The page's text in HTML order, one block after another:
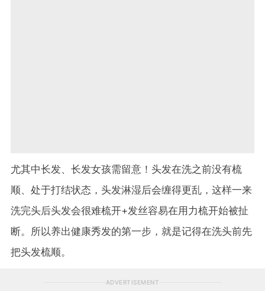
尤其中长发、长发女孩需留意！头发在洗之前没有梳
顺、处于打结状态，头发淋湿后会缠得更乱，这样一来
洗完头后头发会很难梳开+发丝容易在用力梳开始被扯
断。所以养出健康秀发的第一步，就是记得在洗头前先
把头发梳顺。
ADVERTISEMENT